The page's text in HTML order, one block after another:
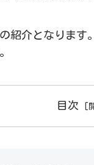
紹介となりま
目次